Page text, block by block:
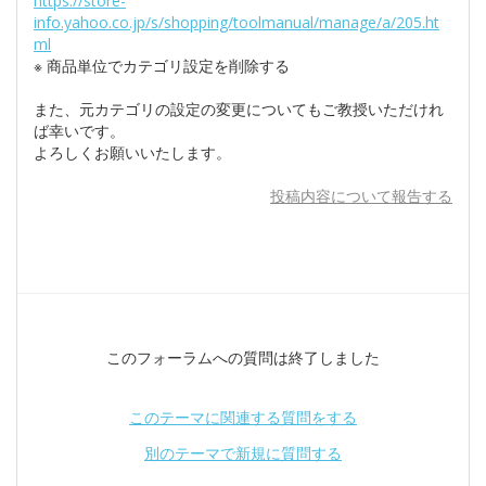
info.yahoo.co.jp/s/shopping/toolmanual/manage/a/205.ht
ml
※ 商品単位でカテゴリ設定を削除する
また、元カテゴリの設定の変更についてもご教授いただけれ
ば幸いです。
よろしくお願いいたします。
投稿内容について報告する
このフォーラムへの質問は終了しました
このテーマに関連する質問をする
別のテーマで新規に質問する